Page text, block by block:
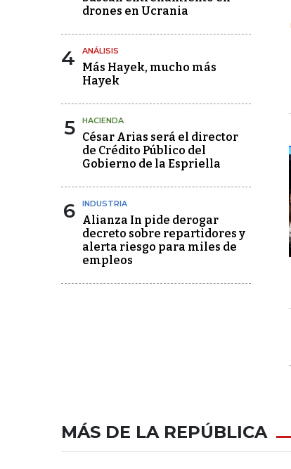
drones en Ucrania
4 ANÁLISIS
Más Hayek, mucho más
Hayek
5 HACIENDA
César Arias será el director
de Crédito Público del
Gobierno de la Espriella
6 INDUSTRIA
Alianza In pide derogar
decreto sobre repartidores y
alerta riesgo para miles de
empleos
MÁS DE LA REPÚBLICA